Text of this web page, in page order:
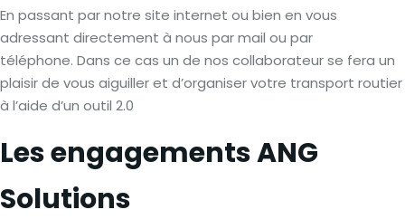
En passant par notre site internet ou bien en vous
adressant directement à nous par mail ou par
téléphone. Dans ce cas un de nos collaborateur se fera un
plaisir de vous aiguiller et d’organiser votre transport routier
à l’aide d’un outil 2.0
Les engagements ANG
Solutions